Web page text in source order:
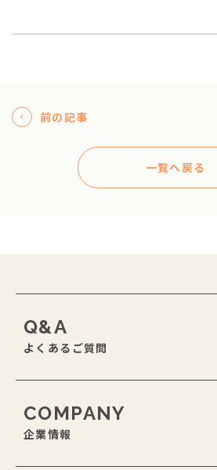
前の記事
一覧へ戻る
Q&A
よくあるご質問
COMPANY
企業情報